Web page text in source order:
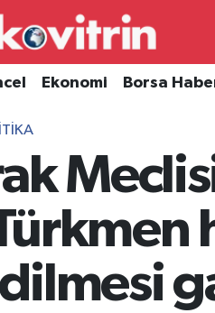
Ekonomi Borsa
Durumu ve Fikstür